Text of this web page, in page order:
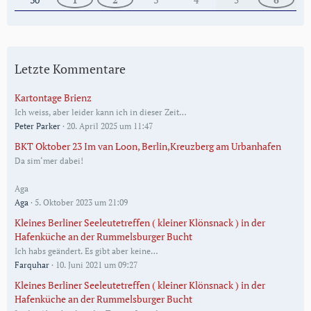
Letzte Kommentare
Kartontage Brienz
Ich weiss, aber leider kann ich in dieser Zeit…
Peter Parker 20. April 2025 um 11:47
BKT Oktober 23 Im van Loon, Berlin,Kreuzberg am Urbanhafen
Da sim‘mer dabei!
Aga
Aga
5. Oktober 2023 um 21:09
Kleines Berliner Seeleutetreffen ( kleiner Klönsnack ) in der
Hafenküche an der Rummelsburger Bucht
Ich habs geändert. Es gibt aber keine…
Farquhar
10. Juni 2021 um 09:27
Kleines Berliner Seeleutetreffen ( kleiner Klönsnack ) in der
Hafenküche an der Rummelsburger Bucht